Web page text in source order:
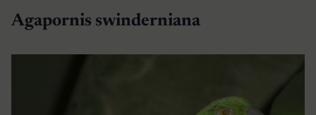
Agapornis swinderniana